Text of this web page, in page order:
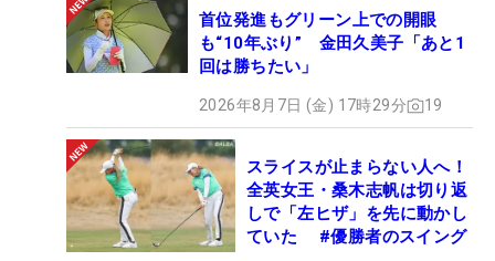
首位発進もグリーン上での開眼
も“10年ぶり” 金田久美子「あと1
回は勝ちたい」
2026年8月7日 (金) 17時29分 19
スライスが止まらない人へ！
全英女王・桑木志帆は切り返
しで「左ヒザ」を先に動かし
ていた #優勝者のスイング